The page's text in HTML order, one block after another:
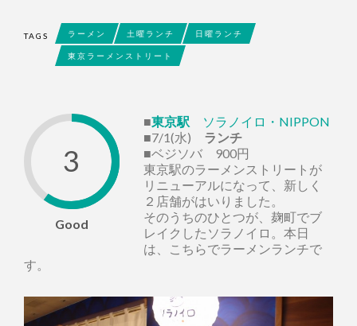
TAGS ラーメン 土曜ランチ 日曜ランチ
東京ラーメンストリート
3
Good
■東京駅
ソラノイロ・NIPPON
■7/1(水) ランチ
■ベジソバ 900円
東京駅のラーメンストリートが
リニューアルになって、新しく
２店舗がはいりました。
そのうちのひとつが、麹町でブ
レイクしたソラノイロ。本日
は、こちらでラーメンランチで
す。